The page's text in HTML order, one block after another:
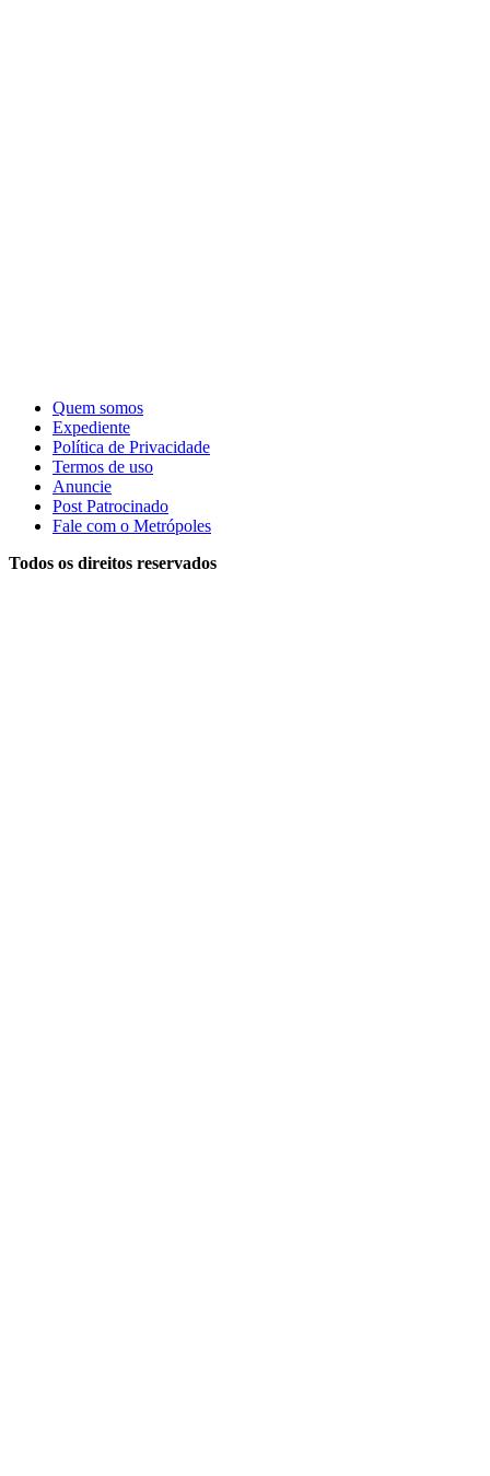
Quem somos
Expediente
Política de Privacidade
Termos de uso
Anuncie
Post Patrocinado
Fale com o Metrópoles
Todos os direitos reservados